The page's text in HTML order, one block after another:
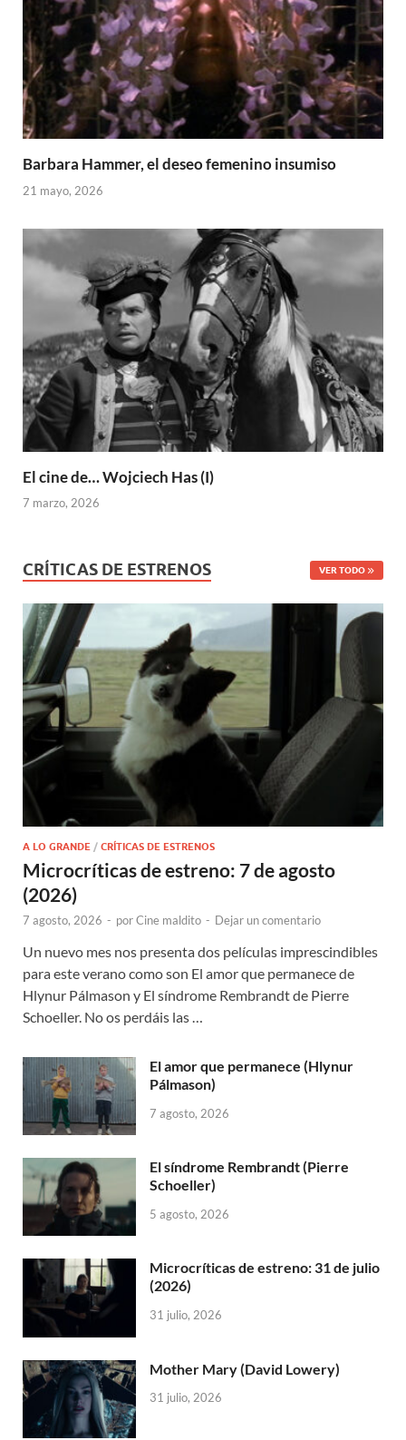
Barbara Hammer, el deseo femenino insumiso
21 mayo, 2026
El cine de… Wojciech Has (I)
7 marzo, 2026
CRÍTICAS DE ESTRENOS VER TODO
A LO GRANDE / CRÍTICAS DE ESTRENOS
Microcríticas de estreno: 7 de agosto
(2026)
7 agosto, 2026 - porCine maldito - Dejar un comentario
Un nuevo mes nos presenta dos películas imprescindibles
para este verano como son El amor que permanece de
Hlynur Pálmason y El síndrome Rembrandt de Pierre
Schoeller. No os perdáis las …
El amor que permanece (Hlynur
Pálmason)
7 agosto, 2026
El síndrome Rembrandt (Pierre
Schoeller)
5 agosto, 2026
Microcríticas de estreno: 31 de julio
(2026)
31 julio, 2026
Mother Mary (David Lowery)
31 julio, 2026